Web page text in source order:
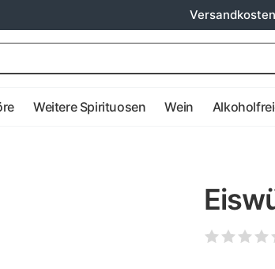
Weitere Spirituosen Wein